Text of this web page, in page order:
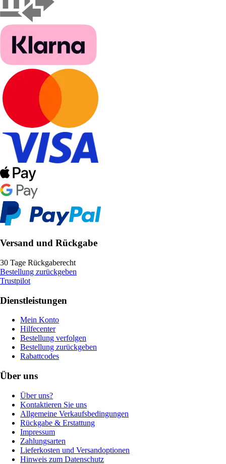
Versand und Rückgabe
30 Tage Rückgaberecht
Bestellung zurückgeben
Trustpilot
Dienstleistungen
Mein Konto
Hilfecenter
Bestellung verfolgen
Bestellung zurückgeben
Rabattcodes
Über uns
Über uns?
Kontaktieren Sie uns
Allgemeine Verkaufsbedingungen
Rückgabe & Erstattung
Impressum
Zahlungsarten
Lieferkosten und Versandoptionen
Hinweis zum Datenschutz